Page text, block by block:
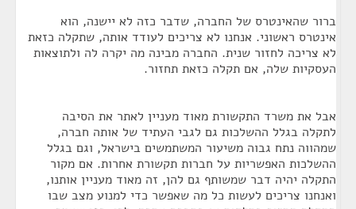
ברור שהאינטרס של החברה, שדבר כזה לא יישנה, הוא
אינטרס ראשוני. אנחנו לא צריכים לעודד אותה, שתקלה כזאת
לא צריכה לחזור שנית. החברה מבינה מה יקרה לה ולתוצאות
העסקיות שלה, אם תקלה כזאת תחזור.
אבל את משרד התקשורת מאוד מעניין לאתר את הסיבה
לתקלה בגלל ההשלכות גם לגבי העתיד של אותה חברה,
שמהווה נתח גבוה משיעור המשתמשים בישראל, וגם בגלל
ההשלכות האפשריות על חברות תקשורת אחרות. אם מקור
התקלה יהיה דבר שמשותף גם להן, זה מאוד מעניין אותנו,
ואנחנו צריכים לעשות כל מה שאפשר כדי למנוע מצב שבו